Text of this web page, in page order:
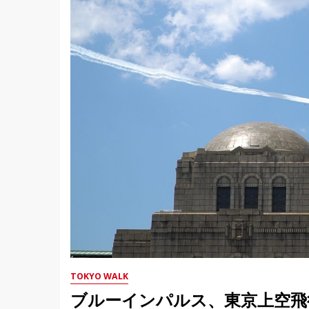
TOKYO WALK
ブルーインパルス、東京上空